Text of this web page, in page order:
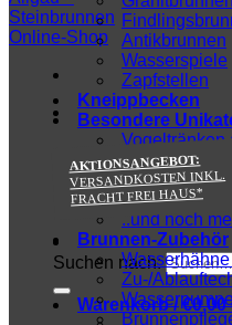
AKTIONSANGEBOT:
VERSANDKOSTEN INKL.
FRACHT FREI HAUS*
Suchen nach:
Warenkorb /€0,00
Antikbrunnen
Wasserspiele
Zapfstellen
Kneippbecken
Besondere
Vogeltränken
Sitzbänke &
Besondere
..und noch
Brunnen-Zubehör
Zu-/